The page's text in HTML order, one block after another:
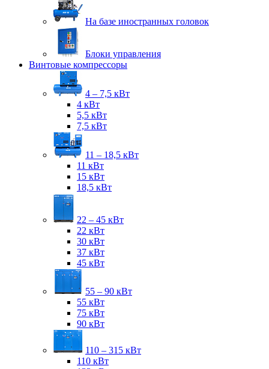
На базе иностранных головок
Блоки управления
Винтовые компрессоры
4 – 7,5 кВт
4 кВт
5,5 кВт
7,5 кВт
11 – 18,5 кВт
11 кВт
15 кВт
18,5 кВт
22 – 45 кВт
22 кВт
30 кВт
37 кВт
45 кВт
55 – 90 кВт
55 кВт
75 кВт
90 кВт
110 – 315 кВт
110 кВт